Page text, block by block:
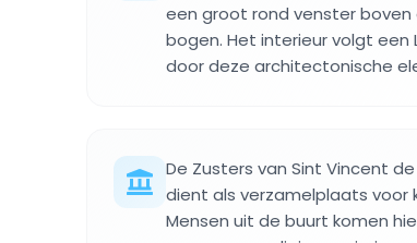
een groot rond venster
bogen. Het interieur volgt een
door deze architectonische
De Zusters van Sint Vincent
dient als verzamelplaats voor
Mensen uit de buurt komen